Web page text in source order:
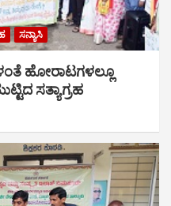
ಸನ್ಯಾಸಿ
ಹೋರಾಟಗಳಲ್ಲೂ
ಸತ್ಯಾಗ್ರಹ